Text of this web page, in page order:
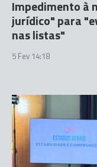
Impedimento à
jurídico" para
nas listas"
5 Fev 14:18